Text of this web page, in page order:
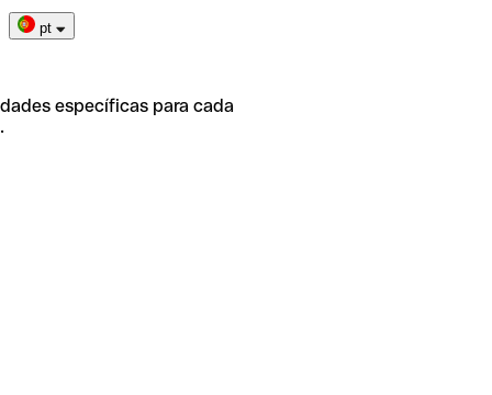
pt
específicas para cada